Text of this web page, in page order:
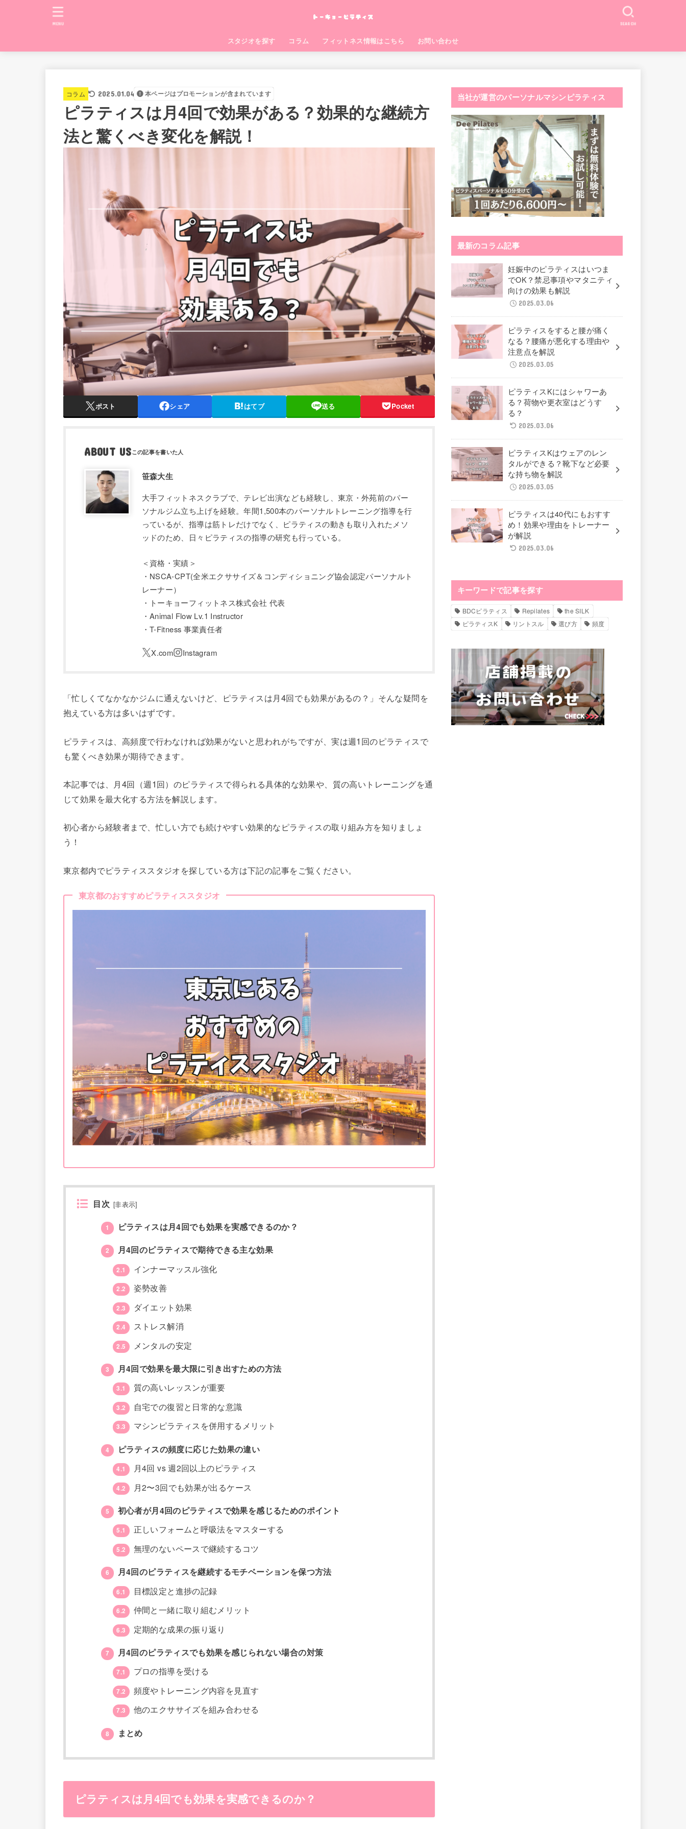
スタジオを探す コラム フィットネス情報はこちら お問い合わせ
SEARCH
MENU
コラム 2025.01.04 本ページはプロモーションが含まれています
ピラティスは月4回で効果がある？効果的な継続方
法と驚くべき変化を解説！
ポスト シェア はてブ 送る Pocket
ABOUT US
笹森大生
大手フィットネスクラブで、テレビ出演なども経験し、東京・外苑前のパー
ソナルジム立ち上げを経験。年間1,500本のパーソナルトレーニング指導を行
っているが、指導は筋トレだけでなく、ピラティスの動きも取り入れたメソ
ッドのため、日々ピラティスの指導の研究も行っている。
＜資格・実績＞
・NSCA-CPT(全米エクササイズ＆コンディショニング協会認定パーソナルト
レーナー）
・トーキョーフィットネス株式会社 代表
・Animal Flow Lv.1 Instructor
・T-Fitness 事業責任者
「忙しくてなかなかジムに通えないけど、ピラティスは月4回でも効果があるの？」そんな疑問を
抱えている方は多いはずです。
ピラティスは、高頻度で行わなければ効果がないと思われがちですが、実は週1回のピラティスで
も驚くべき効果が期待できます。
本記事では、月4回（週1回）のピラティスで得られる具体的な効果や、質の高いトレーニングを通
じて効果を最大化する方法を解説します。
初心者から経験者まで、忙しい方でも続けやすい効果的なピラティスの取り組み方を知りましょ
う！
東京都内でピラティススタジオを探している方は下記の記事をご覧ください。
東京都のおすすめピラティススタジオ
目次 [非表示]
1 ピラティスは月4回でも効果を実感できるのか？
2 月4回のピラティスで期待できる主な効果
2.1 インナーマッスル強化
2.2 姿勢改善
2.3 ダイエット効果
2.4 ストレス解消
2.5 メンタルの安定
3 月4回で効果を最大限に引き出すための方法
3.1 質の高いレッスンが重要
3.2 自宅での復習と日常的な意識
3.3 マシンピラティスを併用するメリット
4 ピラティスの頻度に応じた効果の違い
4.1 月4回 vs 週2回以上のピラティス
4.2 月2〜3回でも効果が出るケース
5 初心者が月4回のピラティスで効果を感じるためのポイント
5.1 正しいフォームと呼吸法をマスターする
5.2 無理のないペースで継続するコツ
6 月4回のピラティスを継続するモチベーションを保つ方法
6.1 目標設定と進捗の記録
6.2 仲間と一緒に取り組むメリット
6.3 定期的な成果の振り返り
7 月4回のピラティスでも効果を感じられない場合の対策
7.1 プロの指導を受ける
7.2 頻度やトレーニング内容を見直す
7.3 他のエクササイズを組み合わせる
8 まとめ
ピラティスは月4回でも効果を実感できるのか？
当社が運営のパーソナルマシンピラティス
最新のコラム記事
妊娠中のピラティスはいつま
でOK？禁忌事項やマタニティ
向けの効果も解説
2025.03.06
ピラティスをすると腰が痛く
なる？腰痛が悪化する理由や
注意点を解説
2025.03.05
ピラティスKにはシャワーあ
る？荷物や更衣室はどうす
る？
2025.03.06
ピラティスKはウェアのレン
タルができる？靴下など必要
な持ち物を解説
2025.03.05
ピラティスは40代にもおすす
め！効果や理由をトレーナー
が解説
2025.03.06
キーワードで記事を探す
BDCピラティス Repilates
the SILK
ピラティスK
リントスル 選び方 頻度